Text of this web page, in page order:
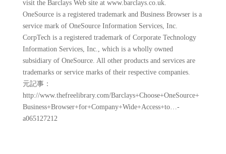
visit the Barclays Web site at www.barclays.co.uk.
OneSource is a registered trademark and Business Browser is a
service mark of OneSource Information Services, Inc.
CorpTech is a registered trademark of Corporate Technology
Information Services, Inc., which is a wholly owned
subsidiary of OneSource. All other products and services are
trademarks or service marks of their respective companies.
元記事：
http://www.thefreelibrary.com/Barclays+Choose+OneSource+
Business+Browser+for+Company+Wide+Access+to…-
a065127212